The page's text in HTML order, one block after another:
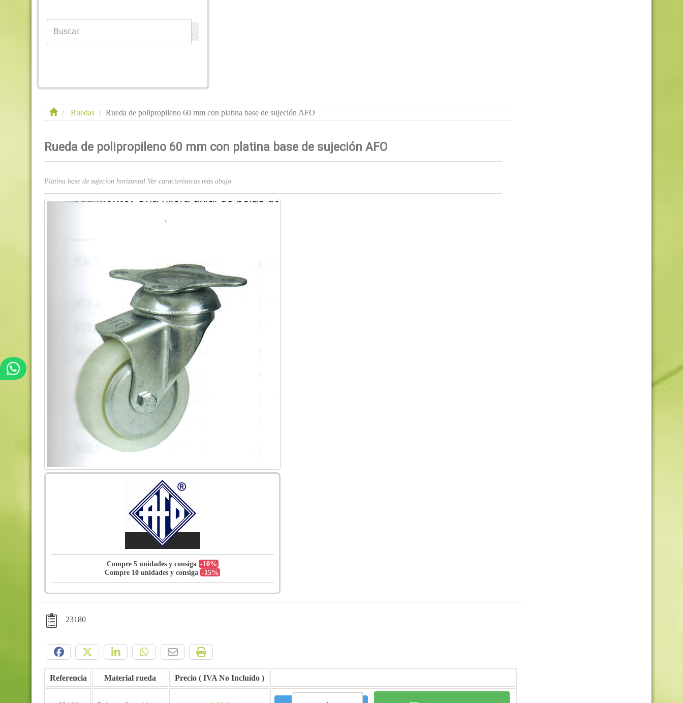
Ruedas Rueda de polipropileno 60 mm con platina base de sujeción AFO
Rueda de polipropileno 60 mm con platina base de sujeción AFO
Platina base de sujeción horizontal.Ver características más abajo.
Compre 5 unidades y consiga -10%
Compre 10 unidades y consiga -15%
23180
Referencia Material rueda Precio